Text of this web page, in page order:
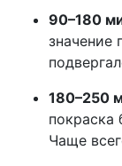
90–180
значение
180–250
покраска
Чаще